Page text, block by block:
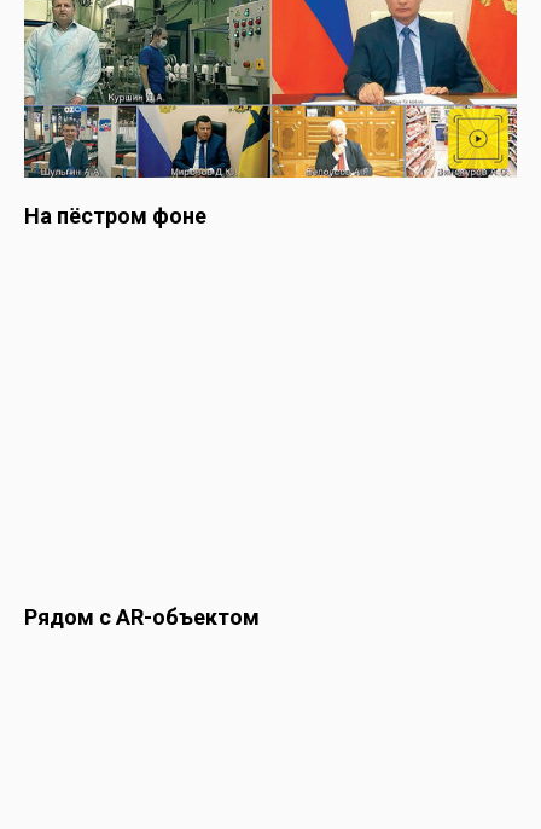
На пёстром фоне
Рядом с AR-объектом